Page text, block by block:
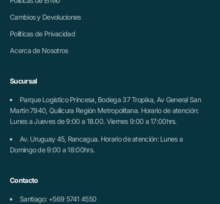
Cambios y Devoluciones
Políticas de Privacidad
Acerca de Nosotros
Sucursal
Parque Logístico Princesa, Bodega 37 Tropika, Av General San
Martín 7940, Quilicura Región Metropolitana. Horario de atención:
Lunes a Jueves de 9:00 a 18.00. Viernes 9:00 a 17:00hrs.
Av. Uruguay 45, Rancagua. Horario de atención: Lunes a
Domingo de 9:00 a 18:00hrs.
Contacto
Santiago: +569 5741 4550